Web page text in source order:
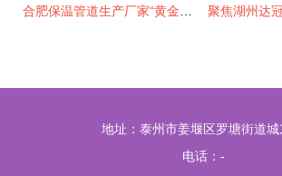
地址：泰州市姜堰区罗塘街道城
电话：-